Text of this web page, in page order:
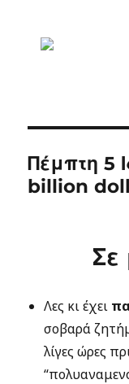
Πέμπτη 5
billion
Λες κι έχει
σοβαρά
λίγες ώρες